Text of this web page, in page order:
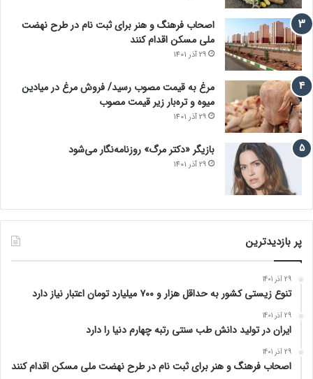
اصحاب فرهنگ و هنر برای ثبت نام در طرح نهضت
ملی مسکن اقدام کنند
29 آذر 1401
مرغ به قیمت مصوب رسید/ فروش مرغ در میادین
میوه و تره‌بار زیر قیمت مصوب
29 آذر 1401
بازیگر «دکتر مرگ» روزنامه‌نگار می‌شود
29 آذر 1401
پر بازدیدترین
29 آذر 1401
تنوع زیستی کشور به حداقل هزار و ۷۰۰ میلیارد تومان اعتبار نیاز دارد
29 آذر 1401
ایران در تولید دانش طب سنتی رتبه چهارم دنیا را دارد
29 آذر 1401
اصحاب فرهنگ و هنر برای ثبت نام در طرح نهضت ملی مسکن اقدام کنند